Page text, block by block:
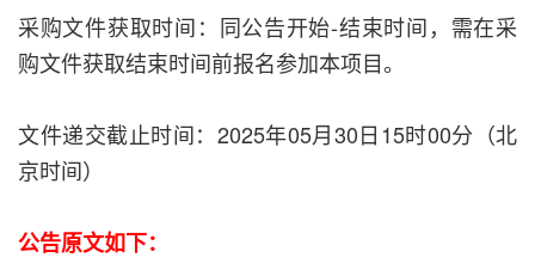
采购文件获取时间：同公告开始-结束时间，需在采
购文件获取结束时间前报名参加本项目。
文件递交截止时间：2025年05月30日15时00分（北
京时间）
公告原文如下：